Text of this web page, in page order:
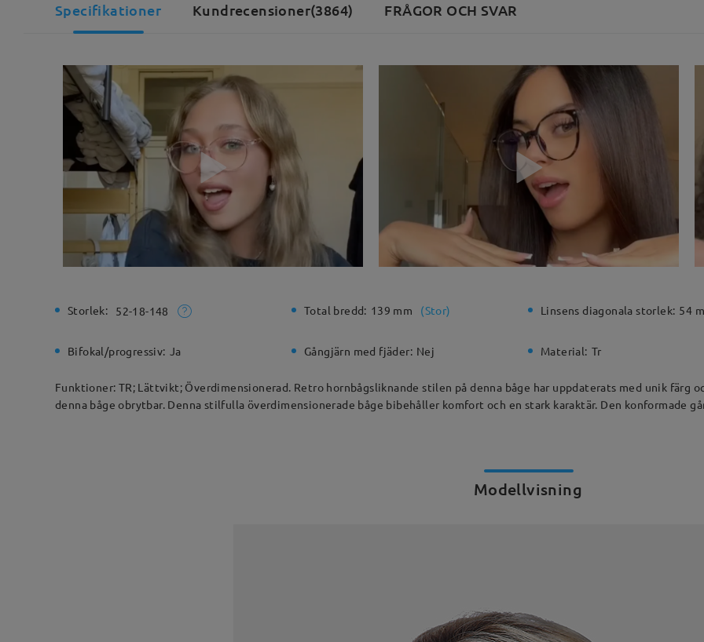
Specifikationer Kundrecensioner(3864) FRÅGOR OCH SVAR
Storlek: 52-18-148 Total bredd: 139 mm (Stor) Linsens diagonala storlek: 54
Bifokal/progressiv: Ja Gångjärn med fjäder: Nej Material: Tr
Funktioner: TR; Lättvikt; Överdimensionerad. Retro hornbågsliknande stilen på denna båge har uppdaterats med unik
denna båge obrytbar. Denna stilfulla överdimensionerade båge bibehåller komfort och en stark karaktär. Den konformade
Modellvisning